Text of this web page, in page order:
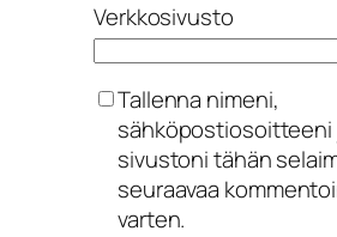
Verkkosivusto
Tallenna nimeni,
sähköpostiosoitteeni
sivustoni tähän
seuraavaa
varten.